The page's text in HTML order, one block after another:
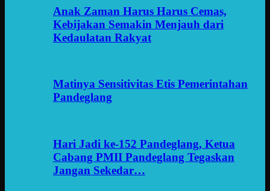
Anak Zaman Harus Harus Cemas,
Kebijakan Semakin Menjauh dari
Kedaulatan Rakyat
Matinya Sensitivitas Etis Pemerintahan
Pandeglang
Hari Jadi ke-152 Pandeglang, Ketua
Cabang PMII Pandeglang Tegaskan
Jangan Sekedar…